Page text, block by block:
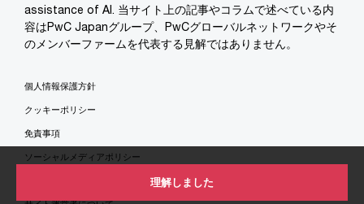
理解しました
assistance of AI. 当サイト上の記事やコラムで述べている内
容はPwC Japanグループ、PwCグローバルネットワークやそ
のメンバーファームを代表する見解ではありません。
個人情報保護方針
クッキーポリシー
免責事項
ソーシャルメディアポリシー